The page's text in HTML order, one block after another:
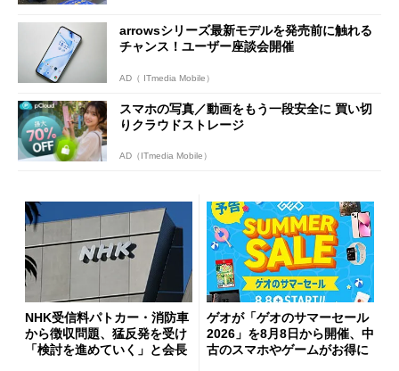
arrowsシリーズ最新モデルを発売前に触れる
チャンス！ユーザー座談会開催
AD（ ITmedia Mobile）
スマホの写真／動画をもう一段安全に 買い切
りクラウドストレージ
AD（ITmedia Mobile）
NHK受信料パトカー・消防車
から徴収問題、猛反発を受け
「検討を進めていく」と会長
ゲオが「ゲオのサマーセール
2026」を8月8日から開催、中
古のスマホやゲームがお得に